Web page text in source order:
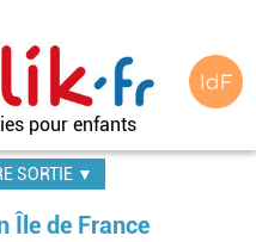
pour enfants
SORTIE ▼
Île de France